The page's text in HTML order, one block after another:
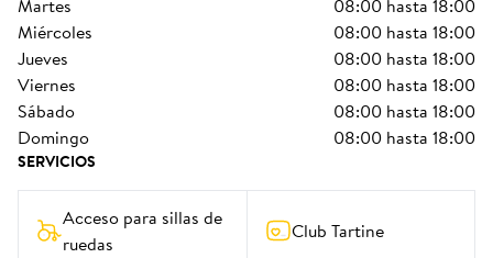
martes
08:00 hasta 18:00
miércoles
08:00 hasta 18:00
jueves
08:00 hasta 18:00
viernes
08:00 hasta 18:00
sábado
08:00 hasta 18:00
domingo
08:00 hasta 18:00
SERVICIOS
Acceso para sillas de
ruedas
Club Tartine